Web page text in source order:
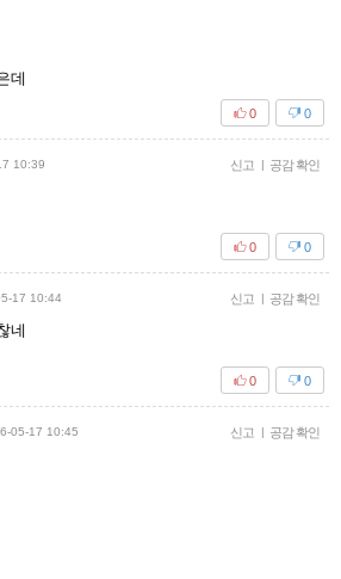
데
0
0
10:39 신고 | 공감 확인
0
0
17 10:44 신고 | 공감 확인
네
0
0
05-17 10:45 신고 | 공감 확인